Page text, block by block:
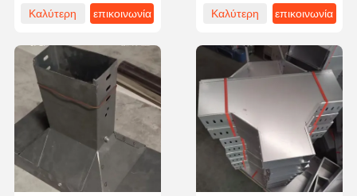
Καλύτερη
επικοινωνία
Καλύτερη
επικοινωνία